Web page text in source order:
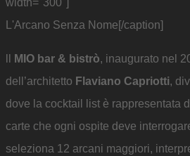
width="300"]
L'Arcano Senza Nome[/caption]
MIO bar & bistrò, inaugurato nel
dell’architetto Flaviano Capriotti,
dove la cocktail list è rappresentata
carte che ogni ospite deve
seleziona 12 arcani maggiori,